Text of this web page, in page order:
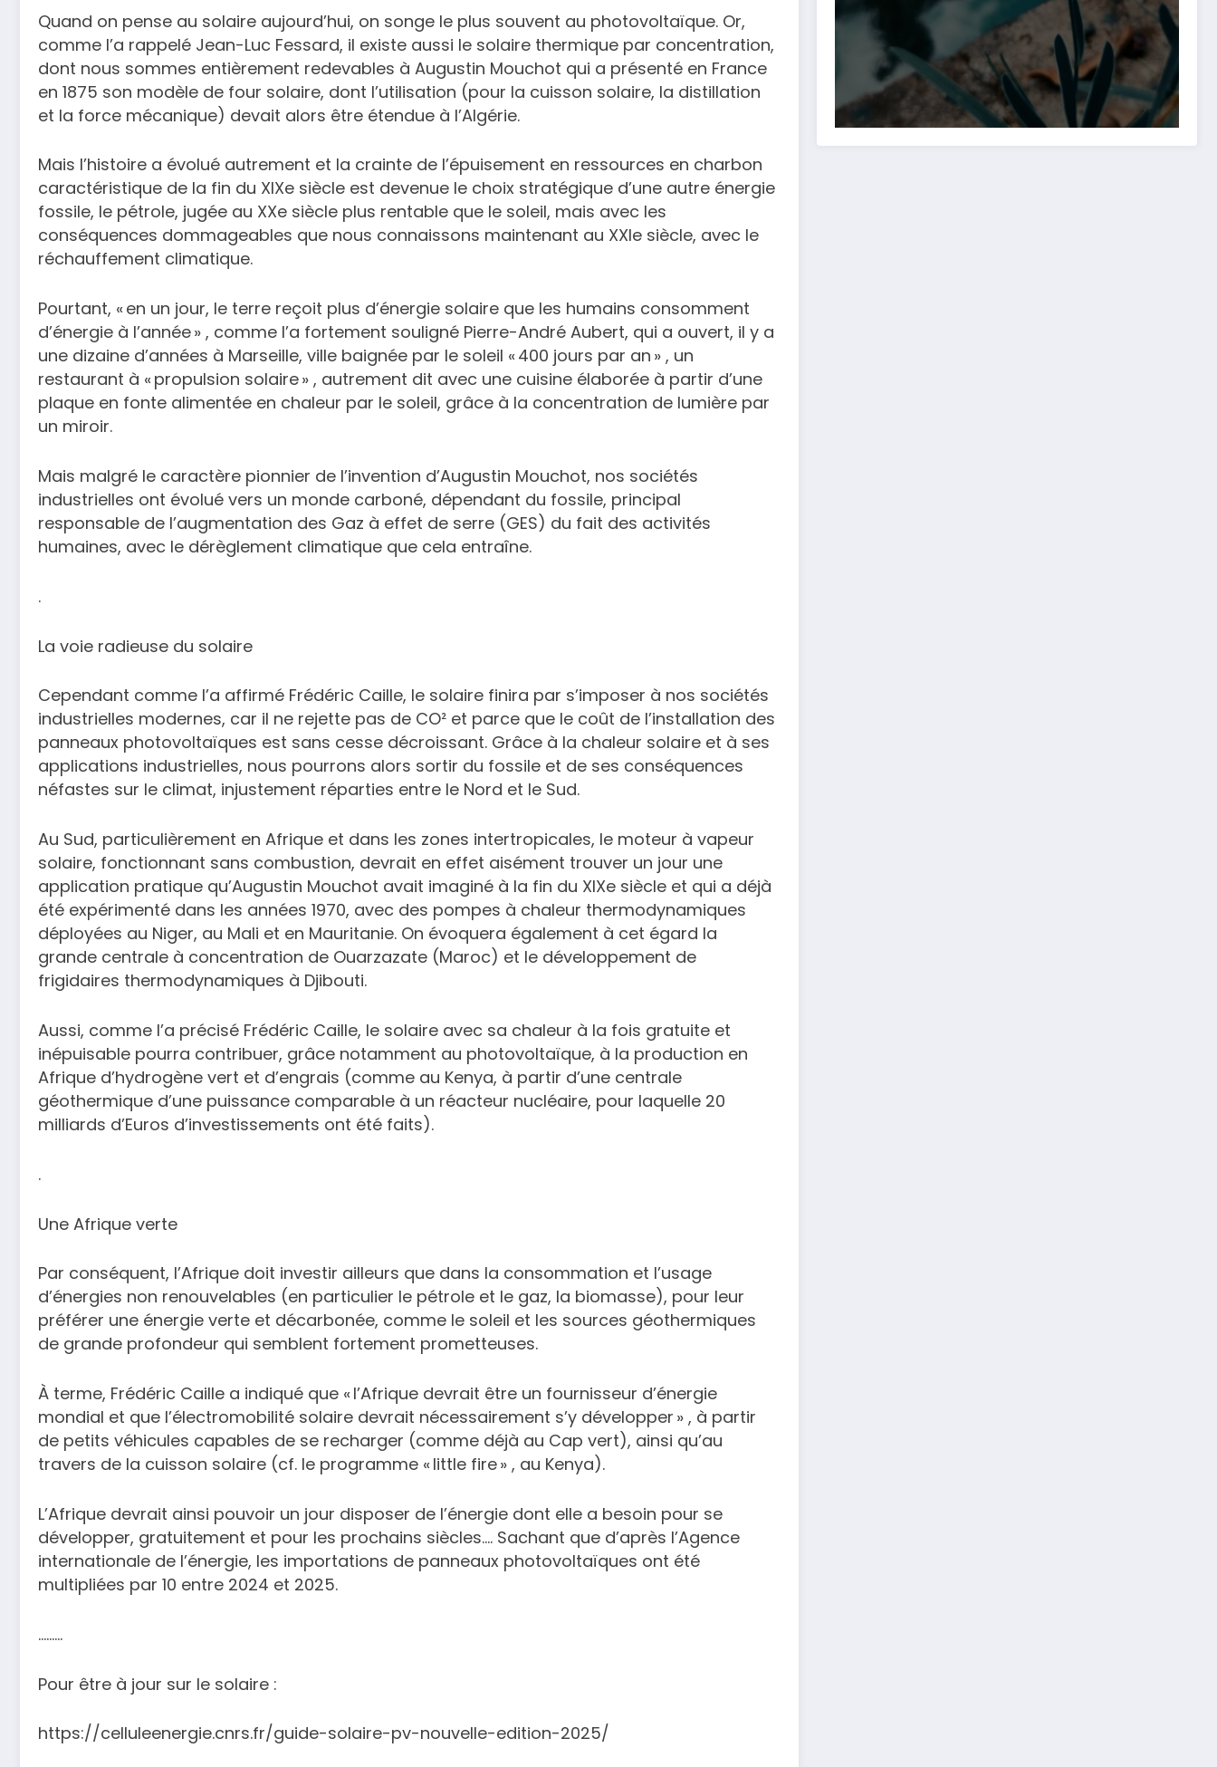
Quand on pense au solaire aujourd’hui, on songe le plus souvent au photovoltaïque. Or,
comme l’a rappelé Jean-Luc Fessard, il existe aussi le solaire thermique par concentration,
dont nous sommes entièrement redevables à Augustin Mouchot qui a présenté en France
en 1875 son modèle de four solaire, dont l’utilisation (pour la cuisson solaire, la distillation
et la force mécanique) devait alors être étendue à l’Algérie.
Mais l’histoire a évolué autrement et la crainte de l’épuisement en ressources en charbon
caractéristique de la fin du XIXe siècle est devenue le choix stratégique d’une autre énergie
fossile, le pétrole, jugée au XXe siècle plus rentable que le soleil, mais avec les
conséquences dommageables que nous connaissons maintenant au XXIe siècle, avec le
réchauffement climatique.
Pourtant, « en un jour, le terre reçoit plus d’énergie solaire que les humains consomment
d’énergie à l’année » , comme l’a fortement souligné Pierre-André Aubert, qui a ouvert, il y a
une dizaine d’années à Marseille, ville baignée par le soleil « 400 jours par an » , un
restaurant à « propulsion solaire » , autrement dit avec une cuisine élaborée à partir d’une
plaque en fonte alimentée en chaleur par le soleil, grâce à la concentration de lumière par
un miroir.
Mais malgré le caractère pionnier de l’invention d’Augustin Mouchot, nos sociétés
industrielles ont évolué vers un monde carboné, dépendant du fossile, principal
responsable de l’augmentation des Gaz à effet de serre (GES) du fait des activités
humaines, avec le dérèglement climatique que cela entraîne.
.
La voie radieuse du solaire
Cependant comme l’a affirmé Frédéric Caille, le solaire finira par s’imposer à nos sociétés
industrielles modernes, car il ne rejette pas de CO² et parce que le coût de l’installation des
panneaux photovoltaïques est sans cesse décroissant. Grâce à la chaleur solaire et à ses
applications industrielles, nous pourrons alors sortir du fossile et de ses conséquences
néfastes sur le climat, injustement réparties entre le Nord et le Sud.
Au Sud, particulièrement en Afrique et dans les zones intertropicales, le moteur à vapeur
solaire, fonctionnant sans combustion, devrait en effet aisément trouver un jour une
application pratique qu’Augustin Mouchot avait imaginé à la fin du XIXe siècle et qui a déjà
été expérimenté dans les années 1970, avec des pompes à chaleur thermodynamiques
déployées au Niger, au Mali et en Mauritanie. On évoquera également à cet égard la
grande centrale à concentration de Ouarzazate (Maroc) et le développement de
frigidaires thermodynamiques à Djibouti.
Aussi, comme l’a précisé Frédéric Caille, le solaire avec sa chaleur à la fois gratuite et
inépuisable pourra contribuer, grâce notamment au photovoltaïque, à la production en
Afrique d’hydrogène vert et d’engrais (comme au Kenya, à partir d’une centrale
géothermique d’une puissance comparable à un réacteur nucléaire, pour laquelle 20
milliards d’Euros d’investissements ont été faits).
.
Une Afrique verte
Par conséquent, l’Afrique doit investir ailleurs que dans la consommation et l’usage
d’énergies non renouvelables (en particulier le pétrole et le gaz, la biomasse), pour leur
préférer une énergie verte et décarbonée, comme le soleil et les sources géothermiques
de grande profondeur qui semblent fortement prometteuses.
À terme, Frédéric Caille a indiqué que « l’Afrique devrait être un fournisseur d’énergie
mondial et que l’électromobilité solaire devrait nécessairement s’y développer » , à partir
de petits véhicules capables de se recharger (comme déjà au Cap vert), ainsi qu’au
travers de la cuisson solaire (cf. le programme « little fire » , au Kenya).
L’Afrique devrait ainsi pouvoir un jour disposer de l’énergie dont elle a besoin pour se
développer, gratuitement et pour les prochains siècles…. Sachant que d’après l’Agence
internationale de l’énergie, les importations de panneaux photovoltaïques ont été
multipliées par 10 entre 2024 et 2025.
………
Pour être à jour sur le solaire :
https://celluleenergie.cnrs.fr/guide-solaire-pv-nouvelle-edition-2025/